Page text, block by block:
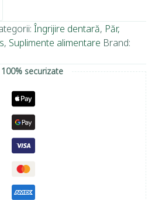
Îngrijire dentară, Păr,
, Suplimente alimentare Brand:
securizate